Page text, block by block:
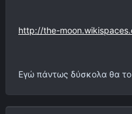
http://the-
Εγώ πάντως δύσκολα θα το